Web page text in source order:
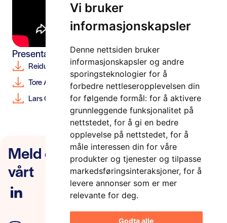
Vi bruker
informasjonskapsler
Denne nettsiden bruker
informasjonskapsler og andre
sporingsteknologier for å
forbedre nettleseropplevelsen din
for følgende formål: for å aktivere
grunnleggende funksjonalitet på
nettstedet, for å gi en bedre
opplevelse på nettstedet, for å
måle interessen din for våre
produkter og tjenester og tilpasse
markedsføringsinteraksjoner, for å
levere annonser som er mer
relevante for deg.
Godta alle
Presentasjoner
Reidun Kittelsrud, Kartverket
Tore Abelvik, Kartverket
PDF
Lars Gunnar Lundestad, Ruter
PDF
Meld deg på nyhetsbrevet
vårt